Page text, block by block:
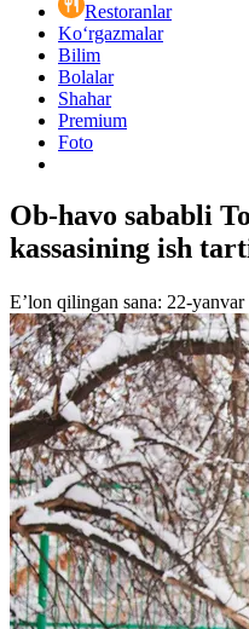
Restoranlar
Ko‘rgazmalar
Bilim
Bolalar
Shahar
Premium
Foto
Ob-havo sababli
kassasining ish
E’lon qilingan sana: 22-yanvar